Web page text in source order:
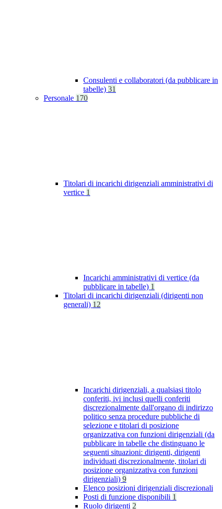
Consulenti e collaboratori (da pubblicare in
tabelle) 31
Personale 170
Titolari di incarichi dirigenziali amministrativi di
vertice 1
Incarichi amministrativi di vertice (da
pubblicare in tabelle) 1
Titolari di incarichi dirigenziali (dirigenti non
generali) 12
Incarichi dirigenziali, a qualsiasi titolo
conferiti, ivi inclusi quelli conferiti
discrezionalmente dall'organo di indirizzo
politico senza procedure pubbliche di
selezione e titolari di posizione
organizzativa con funzioni dirigenziali (da
pubblicare in tabelle che distinguano le
seguenti situazioni: dirigenti, dirigenti
individuati discrezionalmente, titolari di
posizione organizzativa con funzioni
dirigenziali) 9
Elenco posizioni dirigenziali discrezionali
Posti di funzione disponibili 1
Ruolo dirigenti 2